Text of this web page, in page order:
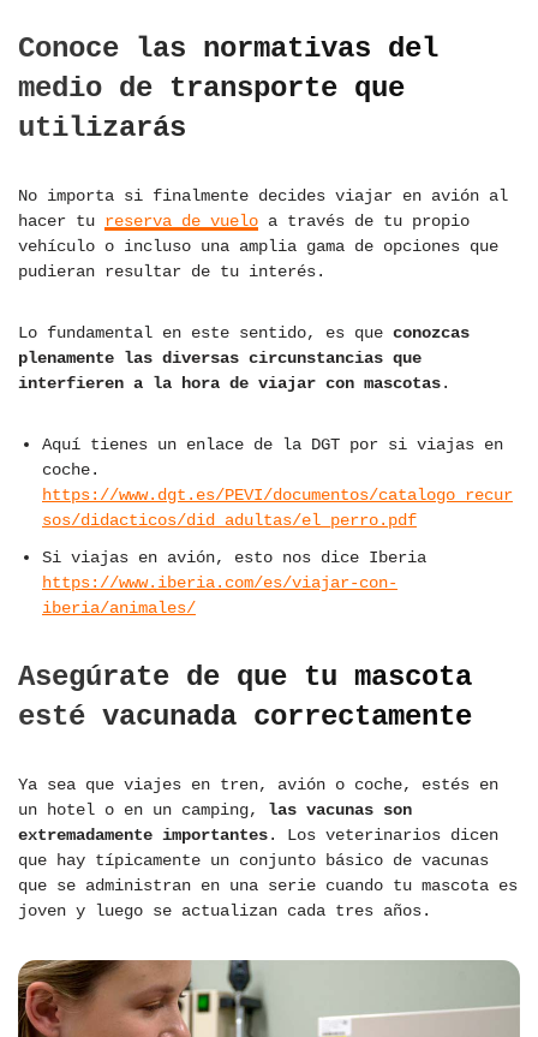
Conoce las normativas del
medio de transporte que
utilizarás
No importa si finalmente decides viajar en avión al
hacer tu reserva de vuelo a través de tu propio
vehículo o incluso una amplia gama de opciones que
pudieran resultar de tu interés.
Lo fundamental en este sentido, es que conozcas
plenamente las diversas circunstancias que
interfieren a la hora de viajar con mascotas.
Aquí tienes un enlace de la DGT por si viajas en
coche.
https://www.dgt.es/PEVI/documentos/catalogo_recur
sos/didacticos/did_adultas/el_perro.pdf
Si viajas en avión, esto nos dice Iberia
https://www.iberia.com/es/viajar-con-
iberia/animales/
Asegúrate de que tu mascota
esté vacunada correctamente
Ya sea que viajes en tren, avión o coche, estés en
un hotel o en un camping, las vacunas son
extremadamente importantes. Los veterinarios dicen
que hay típicamente un conjunto básico de vacunas
que se administran en una serie cuando tu mascota es
joven y luego se actualizan cada tres años.